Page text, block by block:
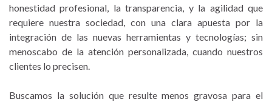
honestidad profesional, la transparencia, y la agilidad que
requiere nuestra sociedad, con una clara apuesta por la
integración de las nuevas herramientas y tecnologías; sin
menoscabo de la atención personalizada, cuando nuestros
clientes lo precisen.
Buscamos la solución que resulte menos gravosa para el